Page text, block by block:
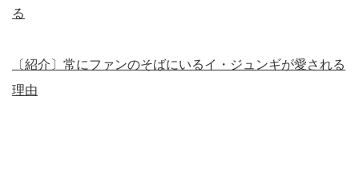
る
〔紹介〕常にファンのそばにいるイ・ジュンギが愛される
理由